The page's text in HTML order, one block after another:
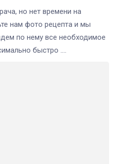
но нет времени на
нам фото рецепта и мы
по нему все необходимое
быстро ....